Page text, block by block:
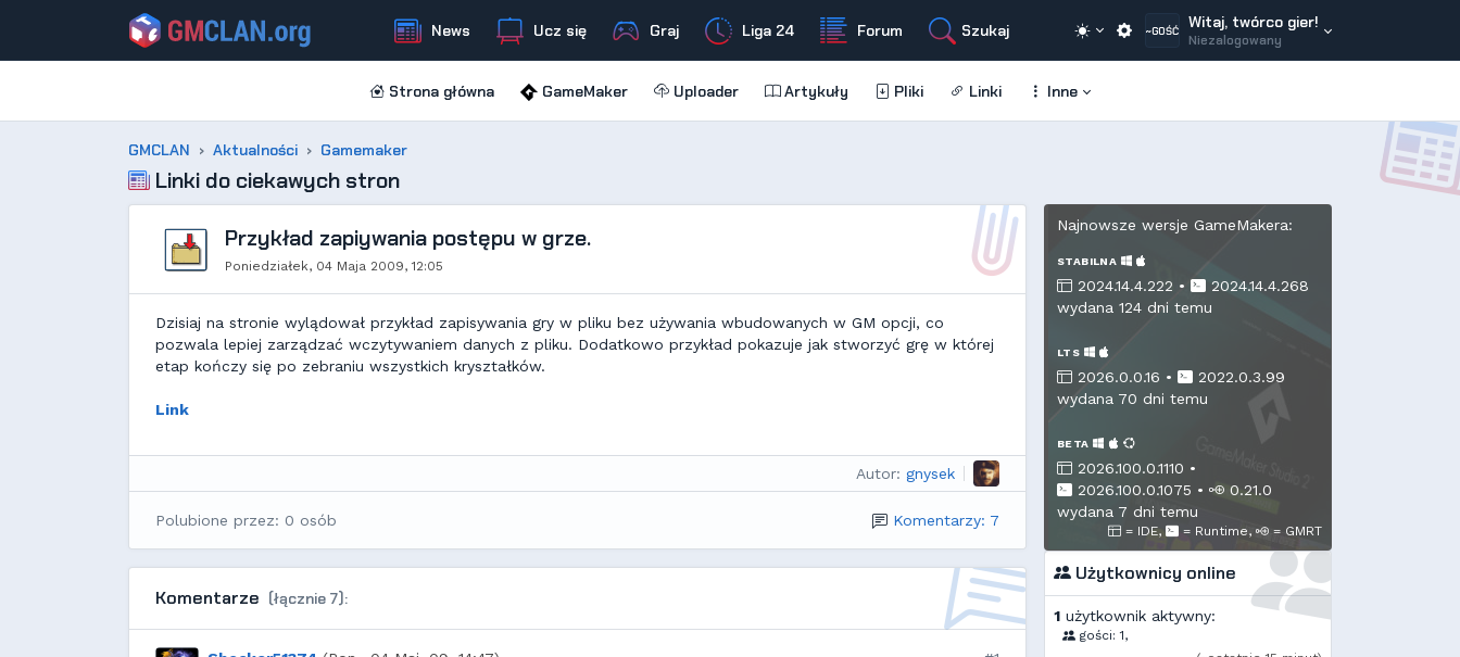
~GOŚĆ Witaj, twórco gier!
Niezalogowany
News Ucz się Graj Liga 24 Forum Szukaj
Strona główna GameMaker Uploader Artykuły Pliki Linki Inne
GMCLAN Aktualności Gamemaker
Linki do ciekawych stron
Przykład zapiywania postępu w grze.
Poniedziałek, 04 Maja 2009, 12:05
Dzisiaj na stronie wylądował przykład zapisywania gry w pliku bez używania wbudowanych w GM opcji, co
pozwala lepiej zarządzać wczytywaniem danych z pliku. Dodatkowo przykład pokazuje jak stworzyć grę w której
etap kończy się po zebraniu wszystkich kryształków.
Link
Autor: gnysek
Polubione przez: 0 osób Komentarzy: 7
Komentarze (łącznie 7):
Najnowsze wersje GameMakera:
STABILNA
2024.14.4.222 •
2024.14.4.268
wydana 124 dni temu
LTS
2026.0.0.16 •
2022.0.3.99
wydana 70 dni temu
BETA
2026.100.0.1110 •
2026.100.0.1075 •
0.21.0
wydana 7 dni temu
= IDE, = Runtime, = GMRT
Użytkownicy online
1 użytkownik aktywny:
gości: 1,